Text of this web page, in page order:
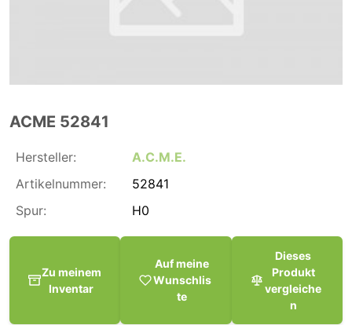
ACME 52841
Hersteller:
A.C.M.E.
Artikelnummer:
52841
Spur:
H0
Zu meinem
Inventar
Auf meine
Wunschlis
te
Dieses
Produkt
vergleiche
n